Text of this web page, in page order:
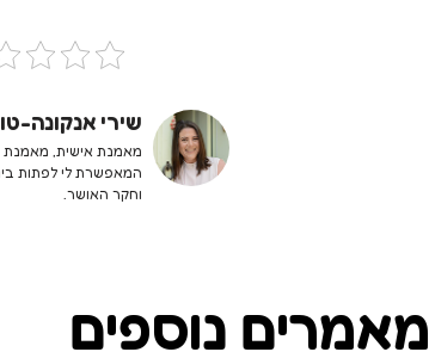
שירי אנקונה-
המאפשרת לי לפתות
וחקר האושר.
מאמרים נוספים